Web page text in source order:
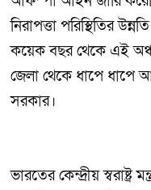
নিরাপত্তা পরিস্থিতির
কয়েক বছর থেকে এই
জেলা থেকে ধাপে ধাপে
সরকার।
ভারতের কেন্দ্রীয় স্বরাষ্ট্র